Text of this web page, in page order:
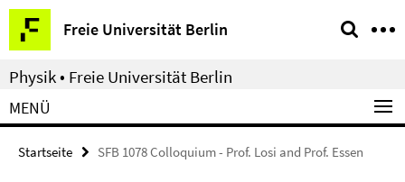
Springe
direkt
zu
Inhalt
Freie Universität Berlin
Service-
Navigation
Physik • Freie Universität Berlin
MENÜ
Startseite SFB 1078 Colloquium - Prof. Losi and Prof. Essen